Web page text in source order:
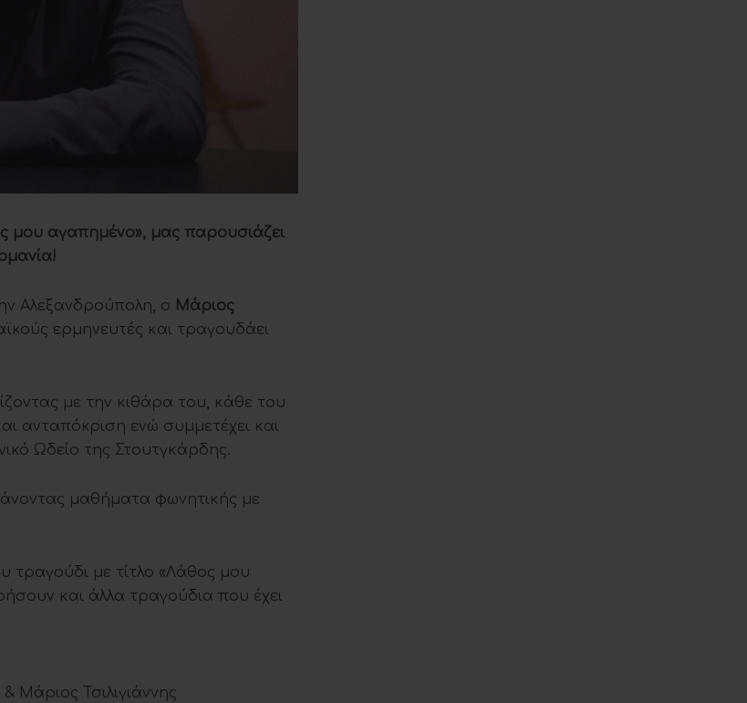
μου αγαπημένο», μας παρουσιάζει
Αλεξανδρούπολη, ο Μάριος
ερμηνευτές και τραγουδάει
με την κιθάρα του, κάθε του
ανταπόκριση ενώ συμμετέχει και
Ωδείο της Στουτγκάρδης.
μαθήματα φωνητικής με
με τίτλο «Λάθος μου
και άλλα τραγούδια που έχει
Μάριος Τσιλιγιάννης